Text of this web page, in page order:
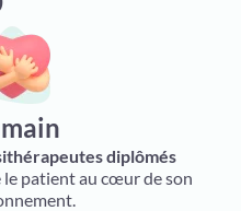
diplômés
le patient au cœur de son